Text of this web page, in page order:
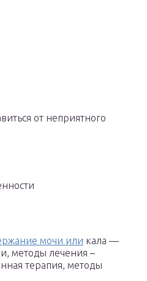
от неприятного
мочи или кала —
методы лечения –
терапия, методы